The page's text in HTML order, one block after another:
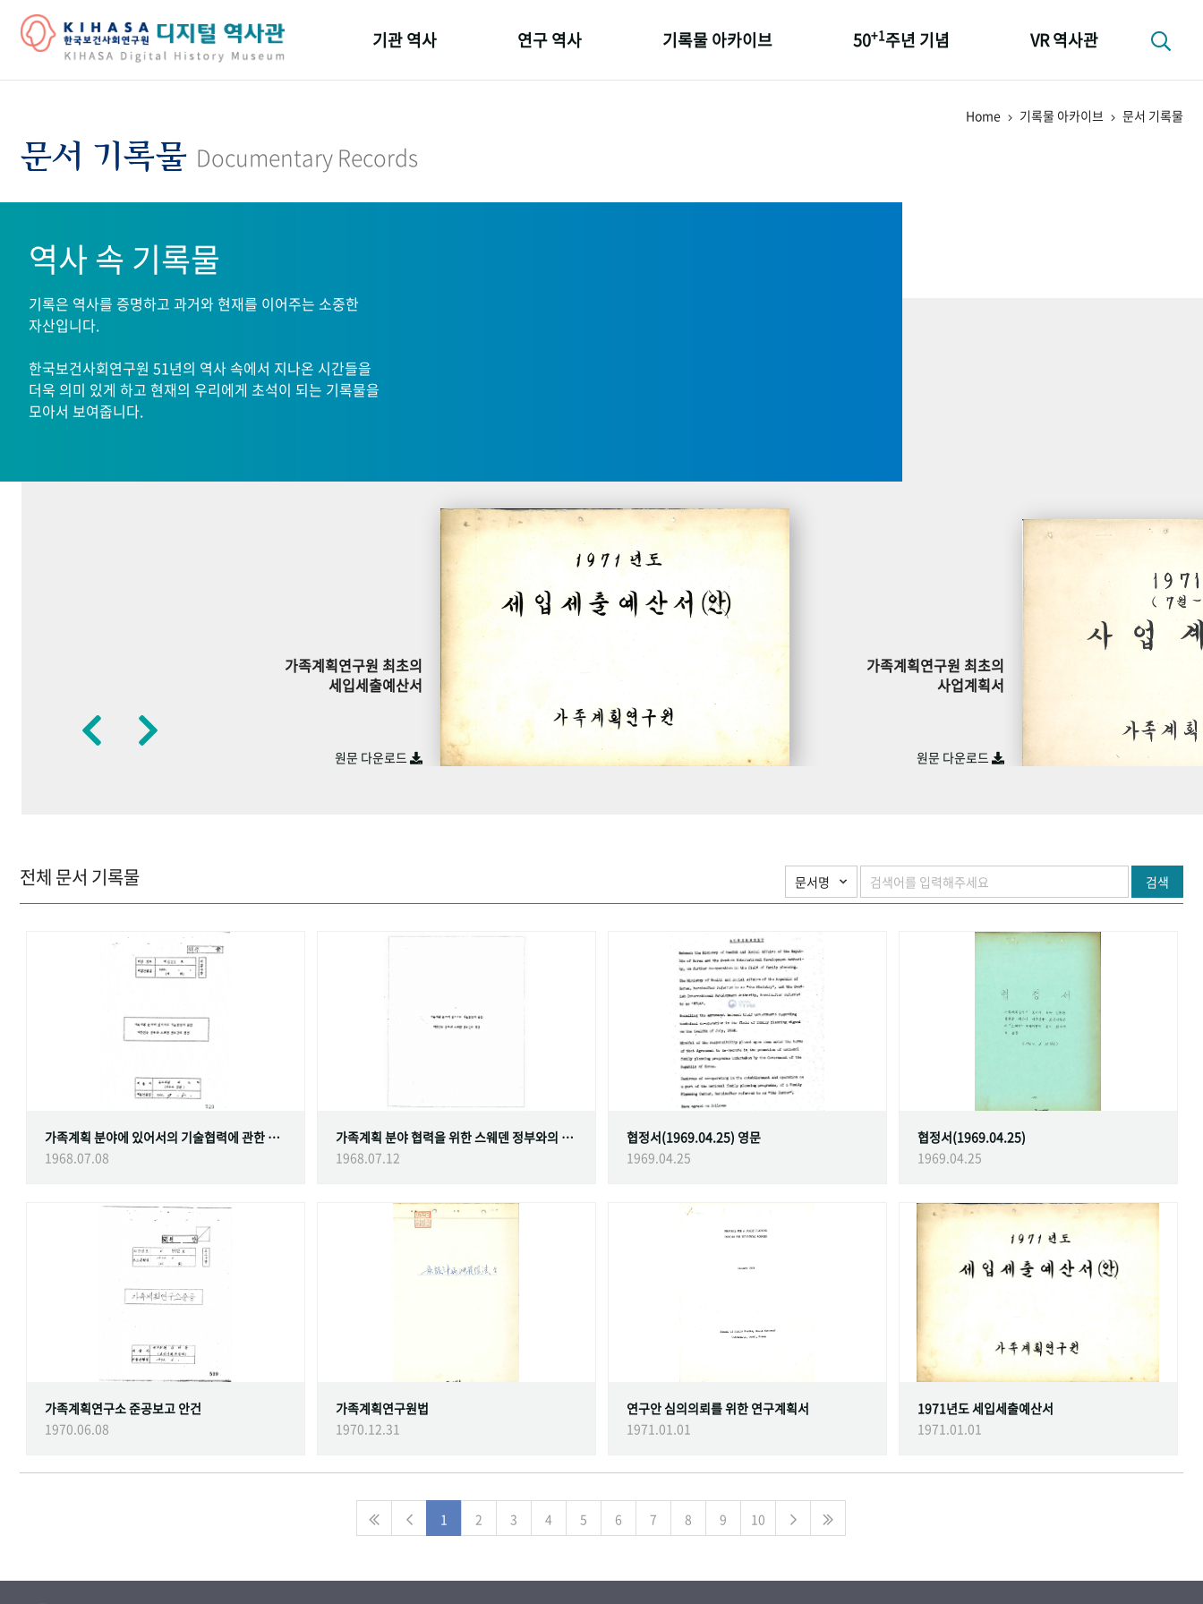
기관 역사
기관 변천사
연구 역사 기록물 아카이브 50+1주년 기념 VR 역사관
Home 기록물 아카이브 문서 기록물
문서 기록물 Documentary Records
역사 속 기록물
기록은 역사를 증명하고 과거와 현재를 이어주는 소중한
자산입니다.
한국보건사회연구원 51년의 역사 속에서 지나온 시간들을
더욱 의미 있게 하고 현재의 우리에게 초석이 되는 기록물을
모아서 보여줍니다.
가족계획연구원 최초의
세입세출예산서
원문 다운로드
가족계획연구원 최초의
사업계획서
원문 다운로드
전체 문서 기록물 검색
가족계획 분야에 있어서의 기술협력에 관한 대한민국정부와 스웨덴 정부간의 협정
1968.07.08
가족계획 분야 협력을 위한 스웨덴 정부와의 협정
1968.07.12
협정서(1969.04.25) 영문
1969.04.25
협정서(1969.04.25)
1969.04.25
가족계획연구소 준공보고 안건
1970.06.08
가족계획연구원법
1970.12.31
연구안 심의의뢰를 위한 연구계획서
1971.01.01
1971년도 세입세출예산서
1971.01.01
1 2 3 4 5 6 7 8 9 10